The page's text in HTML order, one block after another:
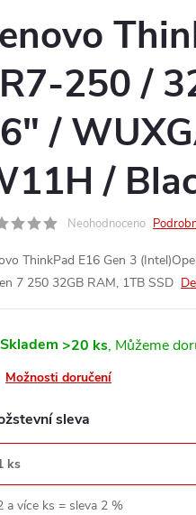
250 /
/
/
Neohodnoceno
ThinkPad E16 Gen 3
7 250 32GB RAM, 1TB SSD
Skladem >20 ks
Možnosti doručení
sleva
ks
a více ks = sleva 2 %